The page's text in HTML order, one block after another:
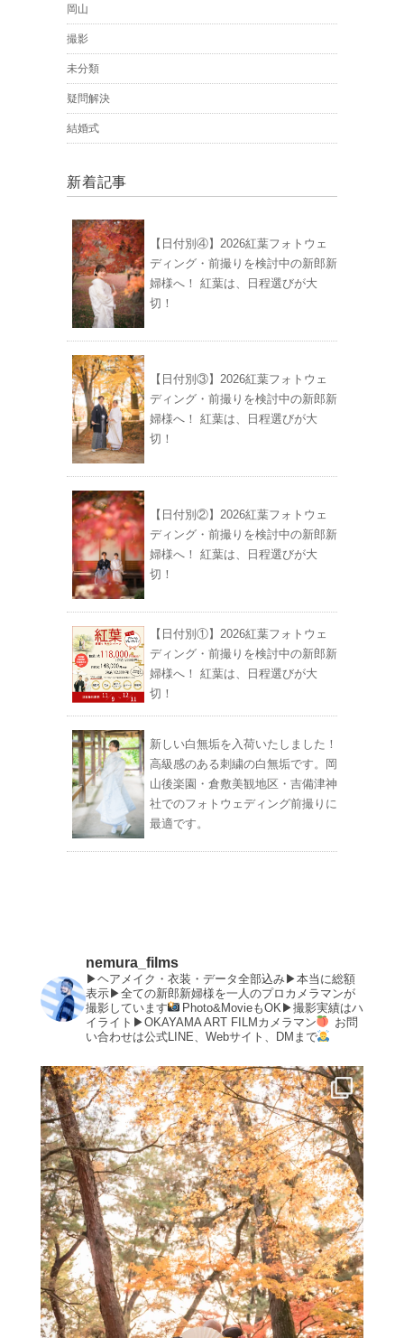
岡山
撮影
未分類
疑問解決
結婚式
新着記事
【日付別④】2026紅葉フォトウェ
ディング・前撮りを検討中の新郎新
婦様へ！ 紅葉は、日程選びが大
切！
【日付別③】2026紅葉フォトウェ
ディング・前撮りを検討中の新郎新
婦様へ！ 紅葉は、日程選びが大
切！
【日付別②】2026紅葉フォトウェ
ディング・前撮りを検討中の新郎新
婦様へ！ 紅葉は、日程選びが大
切！
【日付別①】2026紅葉フォトウェ
ディング・前撮りを検討中の新郎新
婦様へ！ 紅葉は、日程選びが大
切！
新しい白無垢を入荷いたしました！
高級感のある刺繍の白無垢です。岡
山後楽園・倉敷美観地区・吉備津神
社でのフォトウェディング前撮りに
最適です。
nemura_films
▶︎ヘアメイク・衣装・データ全部込み▶︎本当に総額
表示▶︎全ての新郎新婦様を一人のプロカメラマンが
撮影しています
Photo&MovieもOK▶︎撮影実績はハ
イライト▶︎OKAYAMA ART FILMカメラマン
お問
い合わせは公式LINE、Webサイト、DMまで